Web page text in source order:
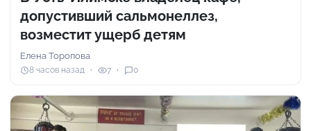
допустивший сальмонеллез,
возместит ущерб детям
Елена Торопова
8 часов назад 7 0